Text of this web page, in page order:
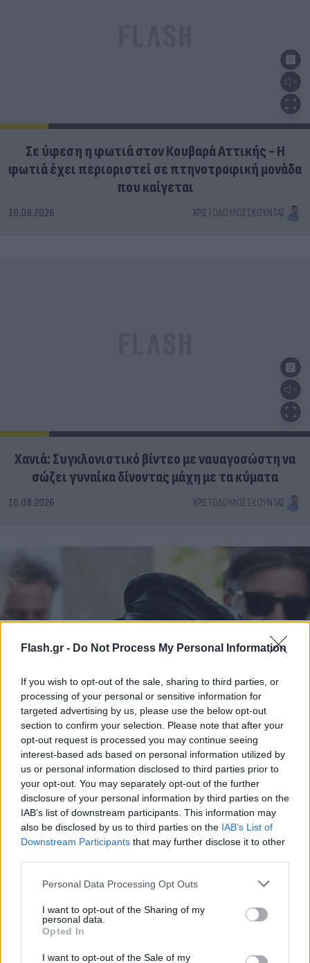
Flash.gr - Do Not Process My Personal Information
If you wish to opt-out of the sale, sharing to third parties, or
processing of your personal or sensitive information for
targeted advertising by us, please use the below opt-out
section to confirm your selection. Please note that after your
opt-out request is processed you may continue seeing
interest-based ads based on personal information utilized by
us or personal information disclosed to third parties prior to
your opt-out. You may separately opt-out of the further
disclosure of your personal information by third parties on the
IAB’s list of downstream participants. This information may
also be disclosed by us to third parties on the IAB’s List of
Downstream Participants that may further disclose it to other
Please note that this website/app uses one or more Google
not limited to your visit or usage behaviour. You may click to
grant or deny consent to Google and its third-party tags to
use your data for below specified purposes in below Google
consent section.
Personal Data Processing Opt Outs
I want to opt-out of the Sharing of my
personal data.
Opted In
I want to opt-out of the Sale of my
Σε ύφεση η φωτιά στον Κουβαρά Αττικής - Η
φωτιά έχει περιοριστεί σε πτηνοτροφική μονάδα
που καίγεται
10.08.2026 ΧΡΙΣΤΌΔΟΥΛΟΣ ΣΚΟΎΝΤΑΣ
Χανιά: Συγκλονιστικό βίντεο με ναυαγοσώστη να
σώζει γυναίκα δίνοντας μάχη με τα κύματα
10.08.2026 ΧΡΙΣΤΌΔΟΥΛΟΣ ΣΚΟΎΝΤΑΣ
Νίκος Καλογερόπουλος: Ο καλλιτέχνης μέσα από
το έργο του και ο άνθρωπος μέσα από τις ατάκες
10.08.2026